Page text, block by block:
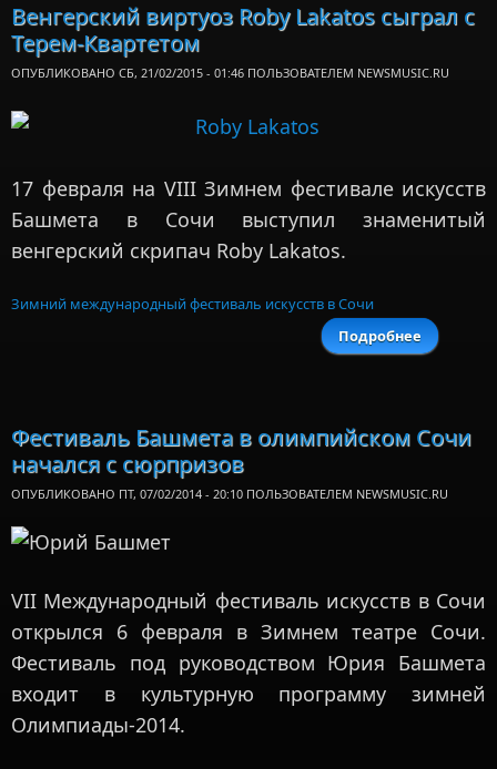
Венгерский виртуоз Roby Lakatos сыграл с
Терем-Квартетом
ОПУБЛИКОВАНО СБ, 21/02/2015 - 01:46 ПОЛЬЗОВАТЕЛЕМ NEWSMUSIC.RU
17 февраля на VIII Зимнем фестивале искусств
Башмета в Сочи выступил знаменитый
венгерский скрипач Roby Lakatos.
Зимний международный фестиваль искусств в Сочи
Подробнее
Фестиваль Башмета в олимпийском Сочи
начался с сюрпризов
ОПУБЛИКОВАНО ПТ, 07/02/2014 - 20:10 ПОЛЬЗОВАТЕЛЕМ NEWSMUSIC.RU
VII Международный фестиваль искусств в Сочи
открылся 6 февраля в Зимнем театре Сочи.
Фестиваль под руководством Юрия Башмета
входит в культурную программу зимней
Олимпиады-2014.